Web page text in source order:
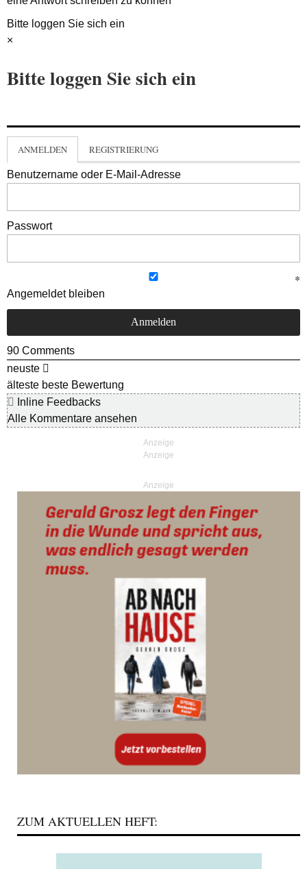
Bitte loggen Sie sich ein
×
Bitte loggen Sie sich ein
ANMELDEN REGISTRIERUNG
Benutzername oder E-Mail-Adresse
Passwort
Angemeldet bleiben
90 Comments
neuste
älteste beste Bewertung
Inline Feedbacks
Alle Kommentare ansehen
Anzeige
ZUM AKTUELLEN HEFT: